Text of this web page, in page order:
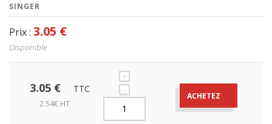
SINGER
Prix : 3.05 €
Disponible
3.05 € TTC
2.54€ HT
+
-
ACHETEZ